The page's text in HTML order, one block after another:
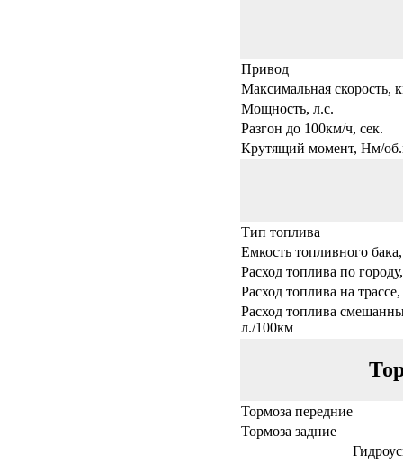
Привод
Максимальная скорость,
Мощность, л.с.
Разгон до 100км/ч, сек.
Крутящий момент, Нм/
Тип топлива
Емкость топливного
Расход топлива по
Расход топлива на
Расход топлива
л./100км
Тормоза передние
Тормоза задние